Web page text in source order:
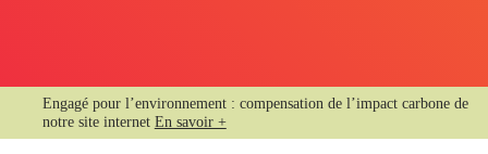
Engagé pour l’environnement : compensation de l’impact carbone de
notre site internet En savoir +